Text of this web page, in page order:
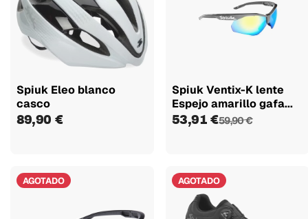
Spiuk Eleo blanco
casco
89,90 €
Spiuk Ventix-K lente
Espejo amarillo gafa...
53,91 €59,90 €
AGOTADO AGOTADO